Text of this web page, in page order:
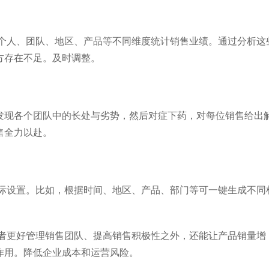
、团队、地区、产品等不同维度统计销售业绩。通过分析这
在不足。及时调整。
各个团队中的长处与劣势，然后对症下药，对每位销售给出
力以赴。
置。比如，根据时间、地区、产品、部门等可一键生成不同
好管理销售团队、提高销售积极性之外，还能让产品销量增
。降低企业成本和运营风险。